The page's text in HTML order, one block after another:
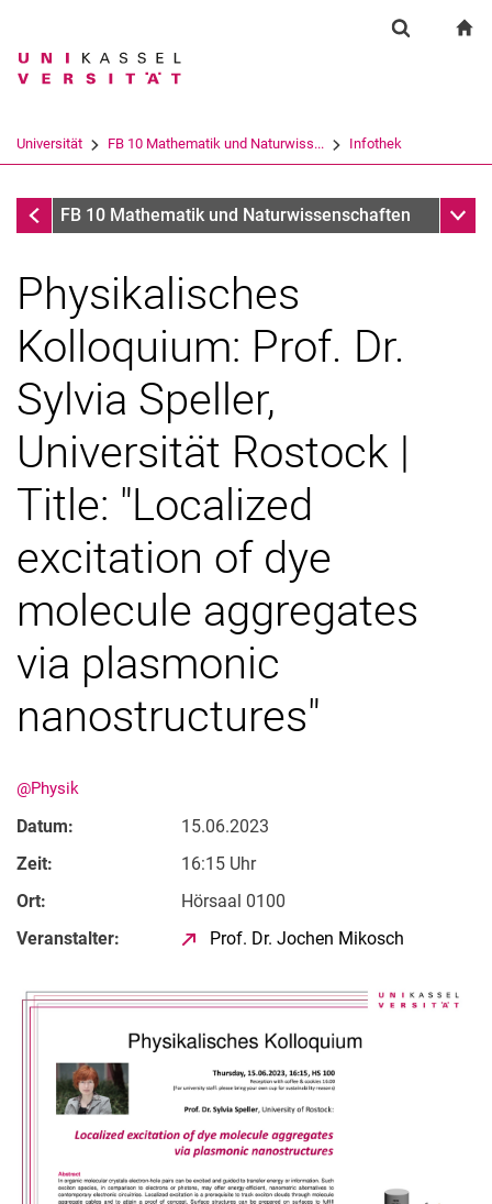
Springe direkt zu: Inhalt
Springe direkt zu: Suche
Springe direkt zu:
Suchbegriff
Suchen (öffnet externen Link in einem
Universität FB 10 Mathematik und Naturwiss... Infothek
InfothekFB 10 Mathematik und Naturwissenschaften
Physikalisches
Kolloquium: Prof. Dr.
Sylvia Speller,
Universität Rostock |
Title: "Localized
excitation of dye
molecule aggregates
via plasmonic
nanostructures"
@Physik
Datum:
15.06.2023
Zeit:
16:15 Uhr
Ort:
Hörsaal 0100
Veranstalter:
Prof. Dr. Jochen Mikosch